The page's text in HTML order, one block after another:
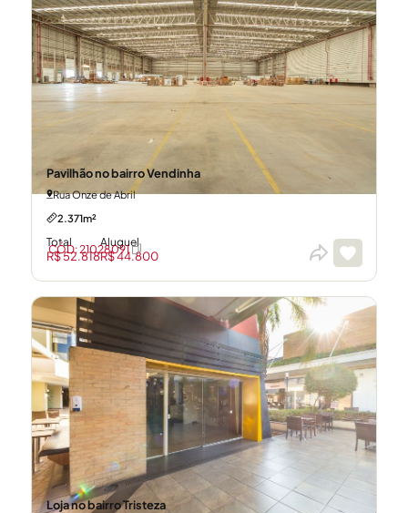
Pavilhão no bairro Vendinha
Rua Onze de Abril
2.371m²
Total
R$ 52.818
Aluguel
R$ 44.800
CÓD: 21028091
Loja no bairro Tristeza